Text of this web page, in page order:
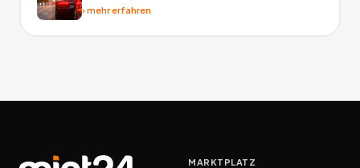
›mehr erfahren
MARKTPLATZ